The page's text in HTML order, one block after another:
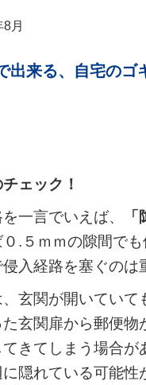
月
出来る、自宅のゴ
ェック！
一言でいえば、
「
.５ｍｍの隙間で
入経路を塞ぐのは
玄関が開いていて
玄関扉から郵便
きてしまう場合
隠れている可能